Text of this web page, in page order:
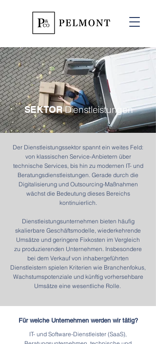
SEKTORDienstleistungen
Der Dienstleistungssektor spannt ein weites Feld:
von klassischen Service-Anbietern über
technische Services, bis hin zu modernen IT- und
Beratungsdienstleistungen. Gerade durch die
Digitalisierung und Outsourcing-Maßnahmen
wächst die Bedeutung dieses Bereichs
kontinuierlich.
Dienstleistungsunternehmen bieten häufig
skalierbare Geschäftsmodelle, wiederkehrende
Umsätze und geringere Fixkosten im Vergleich
zu produzierenden Unternehmen. Insbesondere
bei dem Verkauf von inhabergeführten
Dienstleistern spielen Kriterien wie Branchenfokus,
Wachstumspotenziale und künftig vorhersehbare
Umsätze eine wesentliche Rolle.
Für welche Unternehmen werden wir tätig?
IT- und Software-Dienstleister (SaaS),